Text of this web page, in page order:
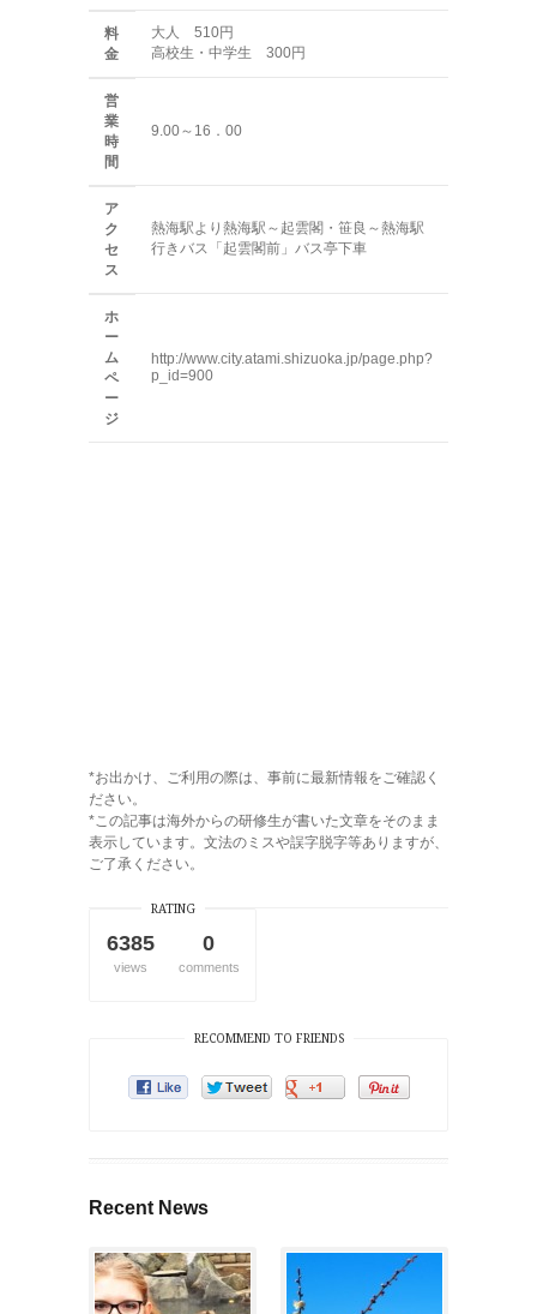
料
金
大人 510円
高校生・中学生 300円
営
業
時
間
9.00～16．00
ア
ク
セ
ス
熱海駅より熱海駅～起雲閣・笹良～熱海駅
行きバス「起雲閣前」バス亭下車
ホ
ー
ム
ペ
ー
ジ
http://www.city.atami.shizuoka.jp/page.php?
p_id=900
*お出かけ、ご利用の際は、事前に最新情報をご確認く
ださい。
*この記事は海外からの研修生が書いた文章をそのまま
表示しています。文法のミスや誤字脱字等ありますが、
ご了承ください。
RATING
6385
views
0
comments
RECOMMEND TO FRIENDS
Recent News